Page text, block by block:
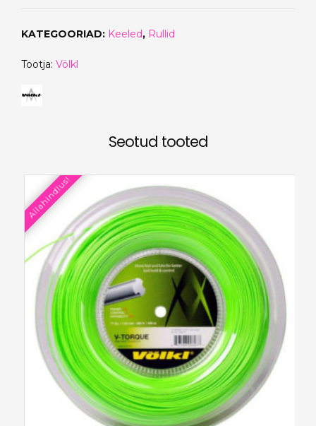
KATEGOORIAD: Keeled, Rullid
Tootja: Völkl
Seotud tooted
Allahindlus!